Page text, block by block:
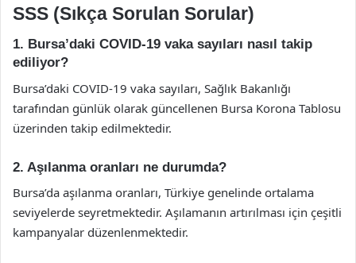
SSS (Sıkça Sorulan Sorular)
1. Bursa’daki COVID-19 vaka sayıları nasıl takip
ediliyor?
Bursa’daki COVID-19 vaka sayıları, Sağlık Bakanlığı
tarafından günlük olarak güncellenen Bursa Korona Tablosu
üzerinden takip edilmektedir.
2. Aşılanma oranları ne durumda?
Bursa’da aşılanma oranları, Türkiye genelinde ortalama
seviyelerde seyretmektedir. Aşılamanın artırılması için çeşitli
kampanyalar düzenlenmektedir.